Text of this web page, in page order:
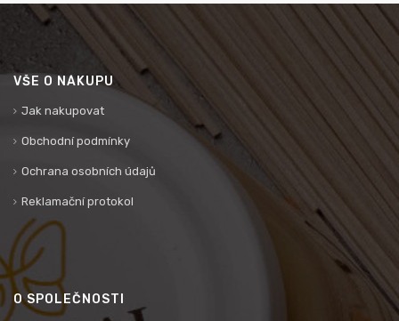
VŠE O NÁKUPU
Jak nakupovat
Obchodní podmínky
Ochrana osobních údajů
Reklamační protokol
O SPOLEČNOSTI